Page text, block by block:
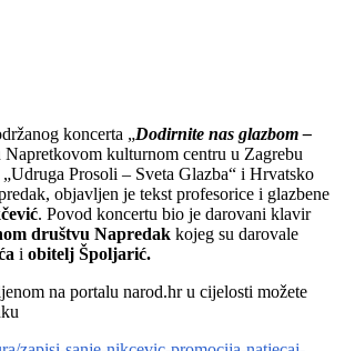
koncerta „Dodirnite nas glazbom –
Napretkovom kulturnom centru u Zagrebu
Prosoli – Sveta Glazba“ i Hrvatsko
objavljen je tekst profesorice i glazbene
. Povod koncertu bio je darovani klavir
društvu Napredak kojeg su darovale
i obitelj Špoljarić.
na portalu narod.hr u cijelosti možete